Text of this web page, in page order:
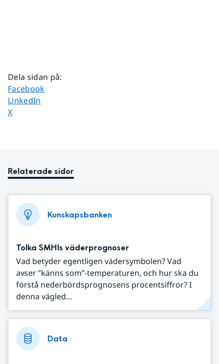
Dela sidan på:
Dela sidan på
Facebook
Dela sidan på
LinkedIn
Dela sidan på
X
Relaterade sidor
Kunskapsbanken
Tolka SMHIs väderprognoser
Vad betyder egentligen vädersymbolen? Vad
avser ”känns som”-temperaturen, och hur ska du
förstå nederbördsprognosens procentsiffror? I
denna vägled...
Data